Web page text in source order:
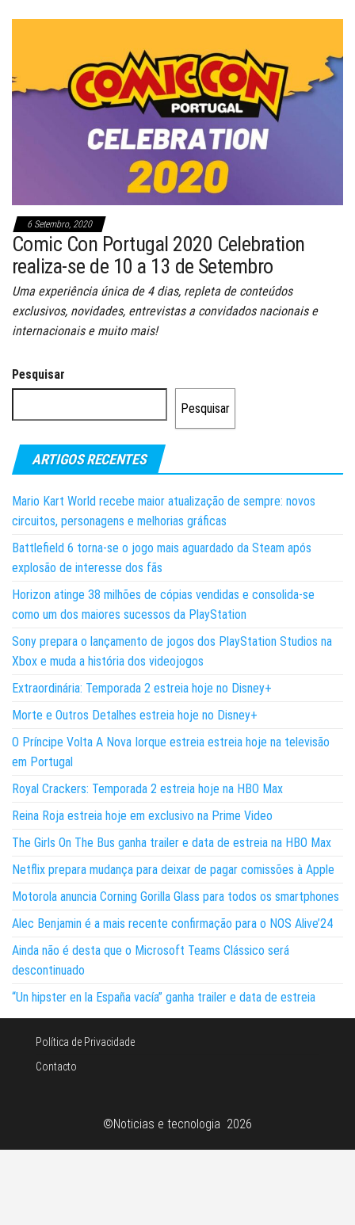
6 Setembro, 2020
Comic Con Portugal 2020 Celebration
realiza-se de 10 a 13 de Setembro
Uma experiência única de 4 dias, repleta de conteúdos
exclusivos, novidades, entrevistas a convidados nacionais e
internacionais e muito mais!
Pesquisar
Pesquisar
ARTIGOS RECENTES
Mario Kart World recebe maior atualização de sempre: novos
circuitos, personagens e melhorias gráficas
Battlefield 6 torna-se o jogo mais aguardado da Steam após
explosão de interesse dos fãs
Horizon atinge 38 milhões de cópias vendidas e consolida-se
como um dos maiores sucessos da PlayStation
Sony prepara o lançamento de jogos dos PlayStation Studios na
Xbox e muda a história dos videojogos
Extraordinária: Temporada 2 estreia hoje no Disney+
Morte e Outros Detalhes estreia hoje no Disney+
O Príncipe Volta A Nova Iorque estreia estreia hoje na televisão
em Portugal
Royal Crackers: Temporada 2 estreia hoje na HBO Max
Reina Roja estreia hoje em exclusivo na Prime Video
The Girls On The Bus ganha trailer e data de estreia na HBO Max
Netflix prepara mudança para deixar de pagar comissões à Apple
Motorola anuncia Corning Gorilla Glass para todos os smartphones
Alec Benjamin é a mais recente confirmação para o NOS Alive’24
Ainda não é desta que o Microsoft Teams Clássico será
descontinuado
“Un hipster en la España vacía” ganha trailer e data de estreia
Política de Privacidade
Contacto
©Noticias e tecnologia 2026